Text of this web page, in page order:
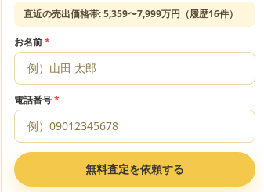
直近の売出価格帯:5,359〜7,999万円（履歴16件）
お名前*
電話番号*
無料査定を依頼する